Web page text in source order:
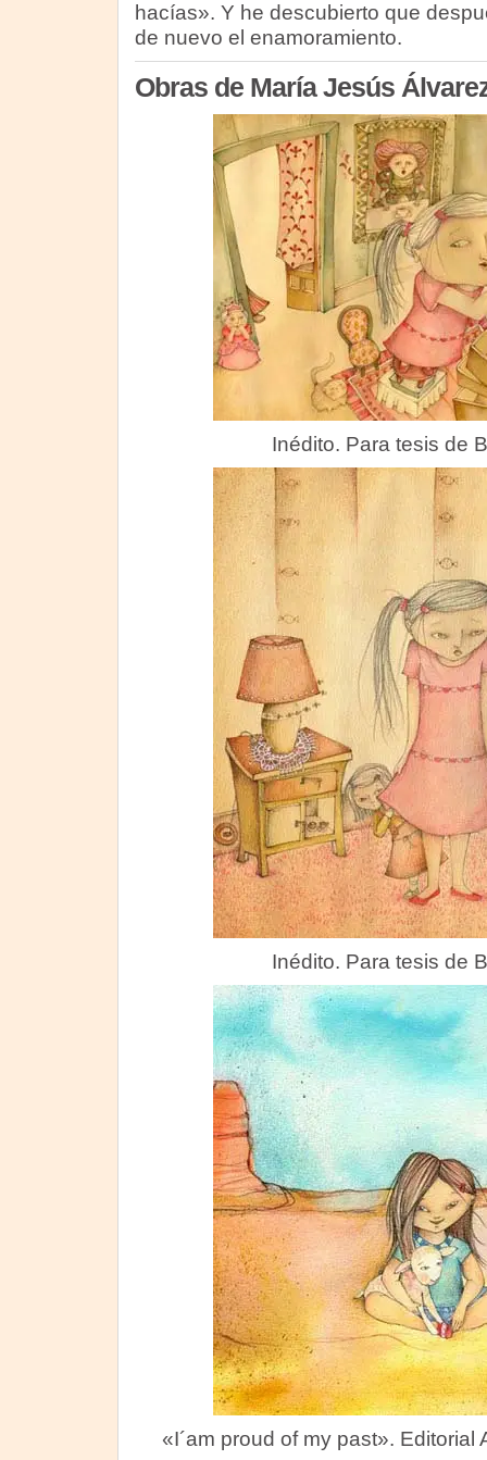
hacías». Y he descubierto que
de nuevo el enamoramiento.
Obras de María Jesús
Inédito. Para tesis de
Inédito. Para tesis de
«I´am proud of my past». Editorial